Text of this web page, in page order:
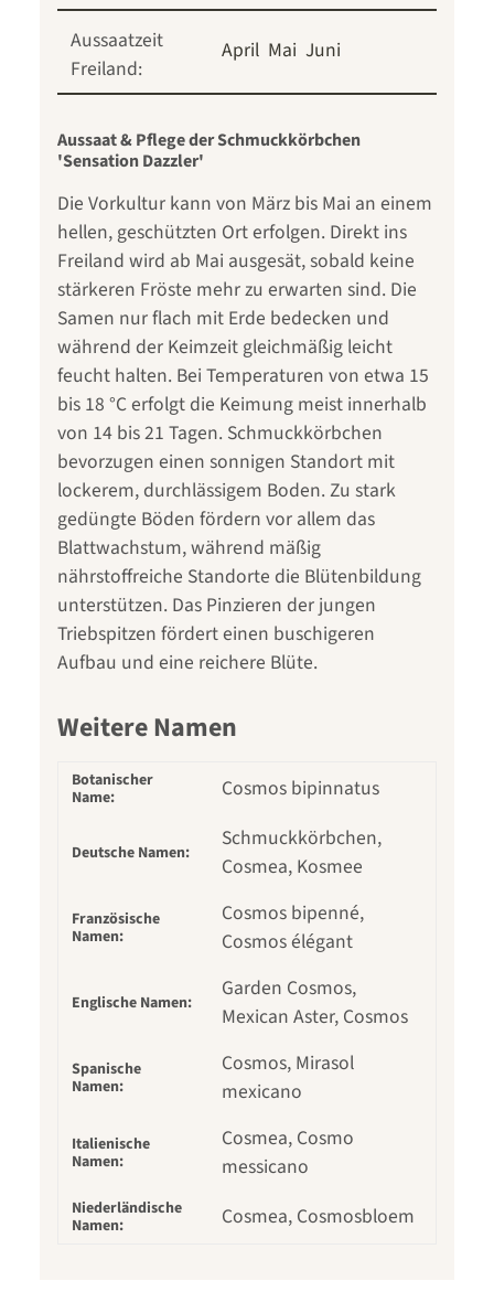
Aussaatzeit
Freiland:
April Mai Juni
Aussaat & Pflege der Schmuckkörbchen
'Sensation Dazzler'
Die Vorkultur kann von März bis Mai an einem
hellen, geschützten Ort erfolgen. Direkt ins
Freiland wird ab Mai ausgesät, sobald keine
stärkeren Fröste mehr zu erwarten sind. Die
Samen nur flach mit Erde bedecken und
während der Keimzeit gleichmäßig leicht
feucht halten. Bei Temperaturen von etwa 15
bis 18 °C erfolgt die Keimung meist innerhalb
von 14 bis 21 Tagen. Schmuckkörbchen
bevorzugen einen sonnigen Standort mit
lockerem, durchlässigem Boden. Zu stark
gedüngte Böden fördern vor allem das
Blattwachstum, während mäßig
nährstoffreiche Standorte die Blütenbildung
unterstützen. Das Pinzieren der jungen
Triebspitzen fördert einen buschigeren
Aufbau und eine reichere Blüte.
Weitere Namen
Botanischer
Name:
Cosmos bipinnatus
Deutsche Namen:
Schmuckkörbchen,
Cosmea, Kosmee
Französische
Namen:
Cosmos bipenné,
Cosmos élégant
Englische Namen:
Garden Cosmos,
Mexican Aster, Cosmos
Spanische
Namen:
Cosmos, Mirasol
mexicano
Italienische
Namen:
Cosmea, Cosmo
messicano
Niederländische
Namen:
Cosmea, Cosmosbloem